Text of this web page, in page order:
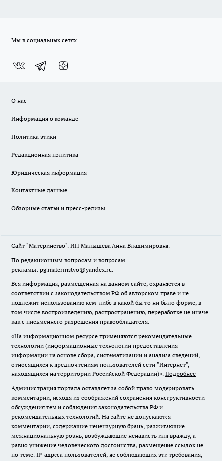
Мы в социальных сетях
О нас
Информация о команде
Политика этики
Редакционная политика
Юридическая информация
Контактные данные
Обзорные статьи и пресс-релизы
Сайт "Материнство". ИП Малышева Анна Владимировна.
По редакционным вопросам и вопросам
рекламы: pg.materinstvo@yandex.ru.
Вся информация, размещенная на данном сайте, охраняется в
соответствии с законодательством РФ об авторском праве и не
подлежит использованию кем-либо в какой бы то ни было форме, в
том числе воспроизведению, распространению, переработке не иначе
как с письменного разрешения правообладателя.
«На информационном ресурсе применяются рекомендательные
технологии (информационные технологии предоставления
информации на основе сбора, систематизации и анализа сведений,
относящихся к предпочтениям пользователей сети "Интернет",
находящихся на территории Российской Федерации)». Подробнее
Администрация портала оставляет за собой право модерировать
комментарии, исходя из соображений сохранения конструктивности
обсуждения тем и соблюдения законодательства РФ и
рекомендательных технологий. На сайте не допускаются
комментарии, содержащие нецензурную брань, разжигающие
межнациональную рознь, возбуждающие ненависть или вражду, а
равно унижение человеческого достоинства, размещение ссылок не
по теме. IP-адреса пользователей, не соблюдающих эти требования,